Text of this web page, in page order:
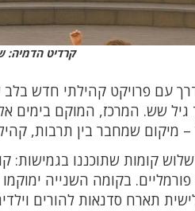
קרדיט הדמיה:
עם פרויקט קהילתי חדש
גיל שש. המרכז, המוקם
מיקום שמחבר בין תרבות,
קומות שתוכננו
בקומה השנייה
תארח סדנאות להורים